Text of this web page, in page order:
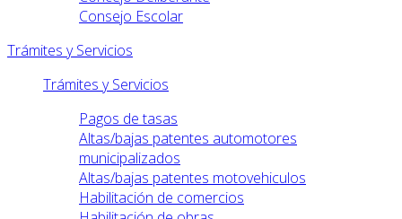
Consejo Escolar
Trámites y Servicios
Trámites y Servicios
Pagos de tasas
Altas/bajas patentes automotores
municipalizados
Altas/bajas patentes motovehiculos
Habilitación de comercios